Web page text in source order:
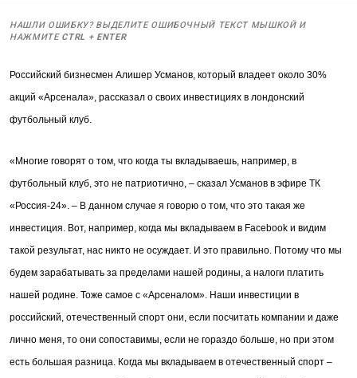
НАШЛИ ОШИБКУ? ВЫДЕЛИТЕ ОШИБОЧНЫЙ ТЕКСТ МЫШКОЙ И
НАЖМИТЕ CTRL + ENTER
Российский бизнесмен Алишер Усманов, который владеет около 30%
акций «Арсенала», рассказал о своих инвестициях в лондонский
футбольный клуб.
«Многие говорят о том, что когда ты вкладываешь, например, в
футбольный клуб, это не патриотично, – сказал Усманов в эфире ТК
«Россия-24». – В данном случае я говорю о том, что это такая же
инвестиция. Вот, например, когда мы вкладываем в Facebook и видим
такой результат, нас никто не осуждает. И это правильно. Потому что мы
будем зарабатывать за пределами нашей родины, а налоги платить
нашей родине. Тоже самое с «Арсеналом». Наши инвестиции в
российский, отечественный спорт они, если посчитать компании и даже
лично меня, то они сопоставимы, если не гораздо больше, но при этом
есть большая разница. Когда мы вкладываем в отечественный спорт –